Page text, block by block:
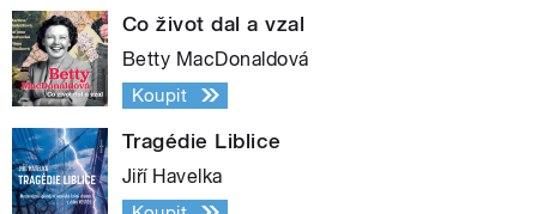
Co život dal a vzal
Betty MacDonaldová
Koupit
Tragédie Liblice
Jiří Havelka